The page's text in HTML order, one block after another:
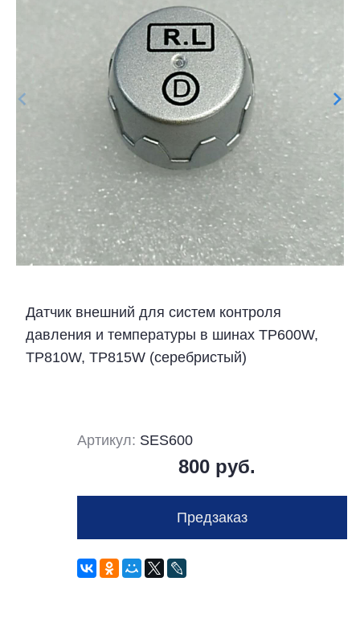
Датчик внешний для систем контроля
давления и температуры в шинах TP600W,
TP810W, TP815W (серебристый)
Артикул: SES600
800 руб.
Предзаказ